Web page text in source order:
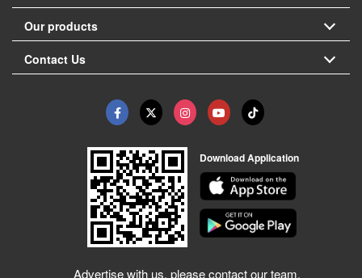
Our products
Contact Us
Download Application
Advertise with us, please contact our team.